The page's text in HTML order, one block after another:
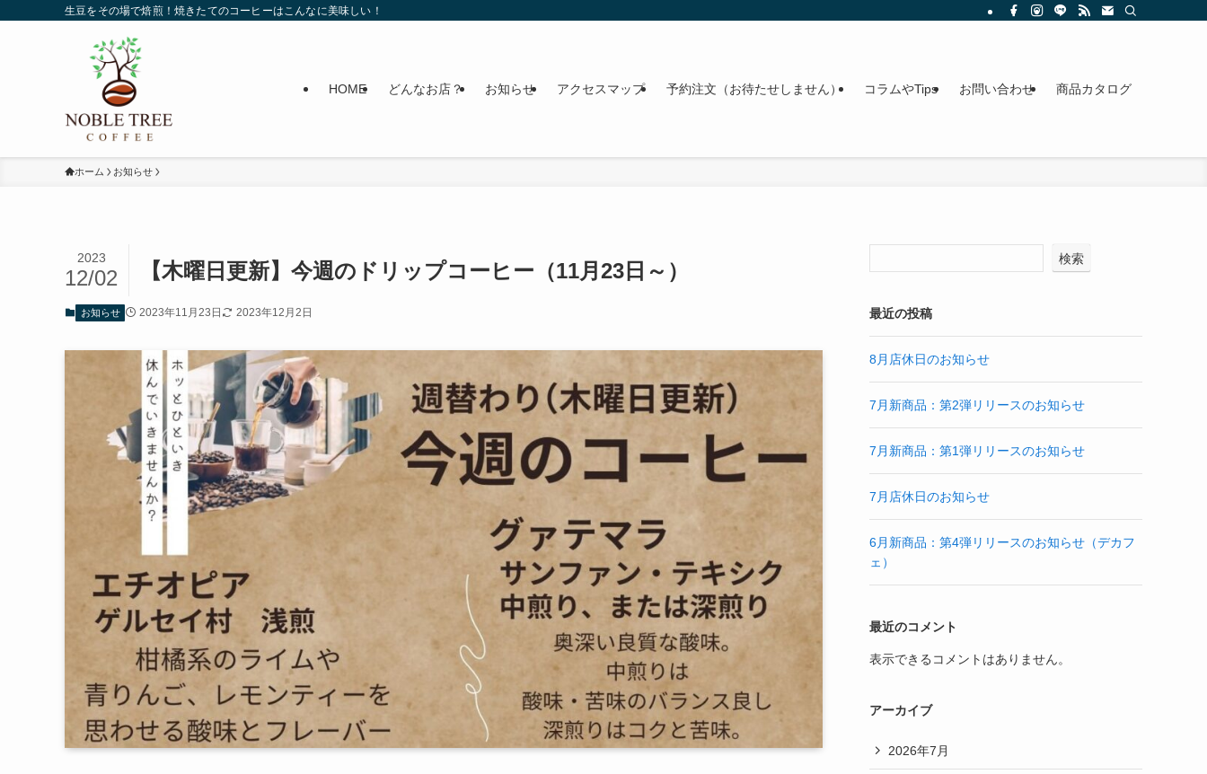
生豆をその場で焙煎！焼きたてのコーヒーはこんなに美味しい！
HOME どんなお店？ お知らせ アクセスマップ 予約注文（お待たせしません） コラムやTips お問い合わせ 商品カタログ
ホーム お知らせ
【木曜日更新】今週のドリップコーヒー（11月23日～）
2023
12/02
お知らせ 2023年11月23日 2023年12月2日
検索
最近の投稿
8月店休日のお知らせ
7月新商品：第2弾リリースのお知らせ
7月新商品：第1弾リリースのお知らせ
7月店休日のお知らせ
6月新商品：第4弾リリースのお知らせ（デカフ
ェ）
最近のコメント
表示できるコメントはありません。
アーカイブ
2026年7月